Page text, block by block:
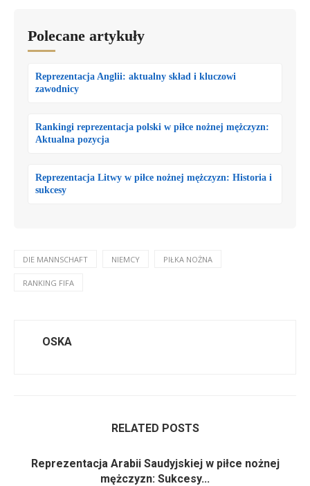
Polecane artykuły
Reprezentacja Anglii: aktualny skład i kluczowi
zawodnicy
Rankingi reprezentacja polski w piłce nożnej mężczyzn:
Aktualna pozycja
Reprezentacja Litwy w piłce nożnej mężczyzn: Historia i
sukcesy
DIE MANNSCHAFT NIEMCY PIŁKA NOŻNA
RANKING FIFA
OSKA
RELATED POSTS
Reprezentacja Arabii Saudyjskiej w piłce nożnej
mężczyzn: Sukcesy...